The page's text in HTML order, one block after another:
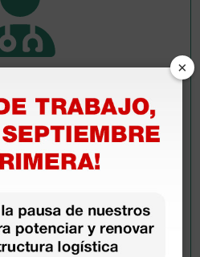
¿Necesitas más
a los colegas que ya
×